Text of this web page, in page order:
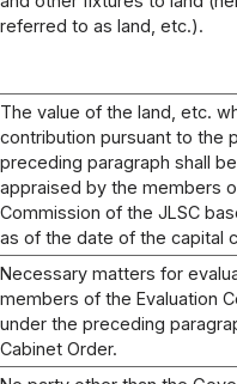
referred to as land, etc.).
The value of the land, etc.
contribution pursuant to the
preceding paragraph shall
appraised by the members
Commission of the JLSC
as of the date of the capital
Necessary matters for
members of the Evaluation
under the preceding
Cabinet Order.